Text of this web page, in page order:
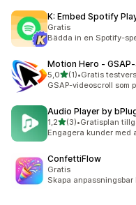
K: Embed Spotify
Gratis
Bädda in en Spotify-
Motion Hero ‑
5,0av 5 stjärnor
(1)
1 recensioner totalt
•Gratis
GSAP-videoscroll som
Audio Player by
1,2av 5 stjärnor
(3)
3 recensioner totalt
•Gratisplan
Engagera kunder med
ConfettiFlow
Gratis
Skapa